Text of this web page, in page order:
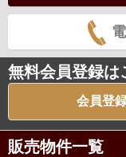
無料会員登録は
会員登
販売物件一覧